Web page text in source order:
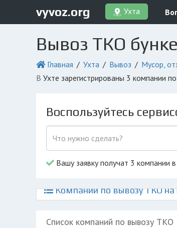
vyvoz.org Ухта
Вывоз ТКО
Главная Ухта Вывоз Мусор,
в Ухте зарегистрированы 3
Воспользуйтесь
Вашу заявку получат 3 компании
Компании по вывозу ТКО на
Список компаний по вывозу ТКО